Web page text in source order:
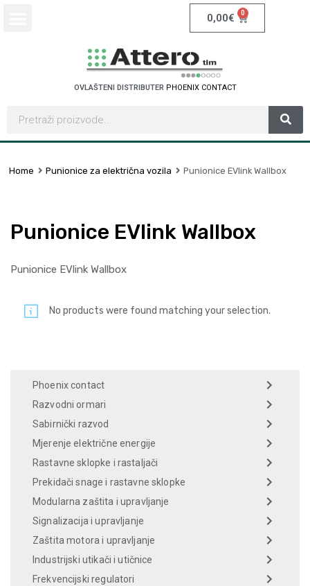
0,00€ 0
OVLAŠTENI DISTRIBUTER PHOENIX CONTACT
Home Punionice za električna vozila Punionice EVlink Wallbox
Punionice EVlink Wallbox
Punionice EVlink Wallbox
No products were found matching your selection.
Phoenix contact
Razvodni ormari
Sabirnički razvod
Mjerenje električne energije
Rastavne sklopke i rastaljači
Prekidači snage i rastavne sklopke
Modularna zaštita i upravljanje
Signalizacija i upravljanje
Zaštita motora i upravljanje
Industrijski utikači i utičnice
Frekvencijski regulatori